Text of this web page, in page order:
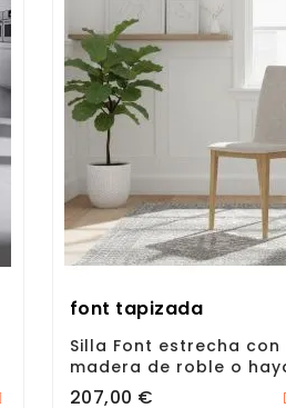
font tapizada
Silla Font estrecha
madera de roble o
Precio
207,00 €